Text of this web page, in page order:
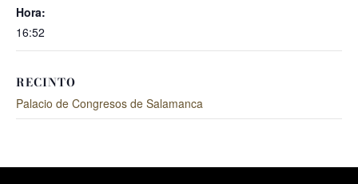
Hora:
16:52
RECINTO
Palacio de Congresos de Salamanca